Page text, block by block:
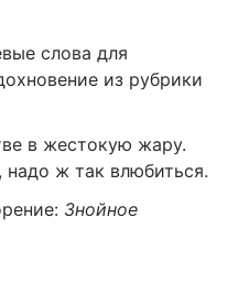
слова для
из рубрики
в жестокую жару.
ж так влюбиться.
Знойное